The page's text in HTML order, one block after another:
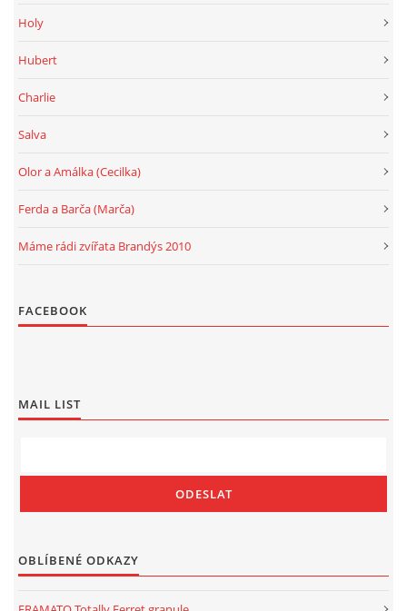
Holy
Hubert
Charlie
Salva
Olor a Amálka (Cecilka)
Ferda a Barča (Marča)
Máme rádi zvířata Brandýs 2010
FACEBOOK
MAIL LIST
OBLÍBENÉ ODKAZY